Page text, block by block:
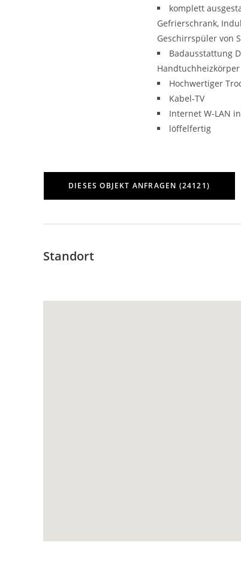
komplett
Gefrierschrank,
Geschirrspüler von
Badausstattung
Handtuchheizkörper
Hochwertiger
Kabel-TV
Internet W-LAN
löffelfertig
Standort